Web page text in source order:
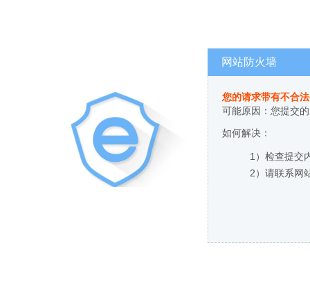
网站防火墙
您的请求带有不合
可能原因：您提交
如何解决：
1）检查提交
2）请联系网